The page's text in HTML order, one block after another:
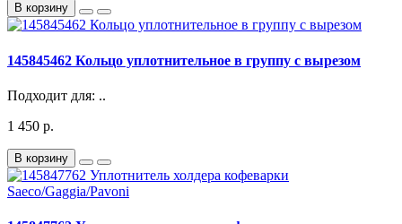
В корзину
145845462 Кольцо уплотнительное в группу с вырезом
Подходит для: ..
1 450 р.
В корзину